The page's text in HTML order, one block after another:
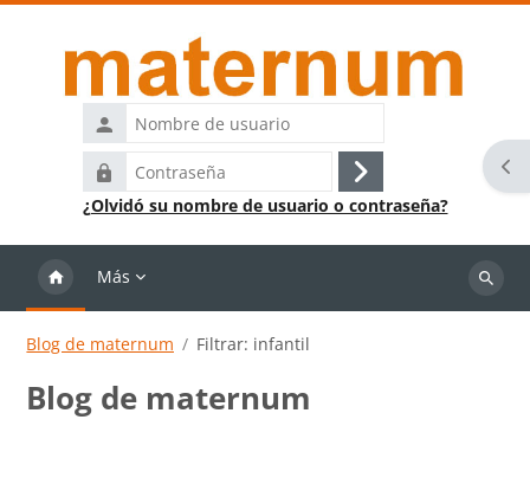
Nombre
de
usuario
Contraseña
Acceder
¿Olvidó su nombre de usuario o contraseña?
Más
Buscar
Blog de maternum Filtrar: infantil
Blog de maternum